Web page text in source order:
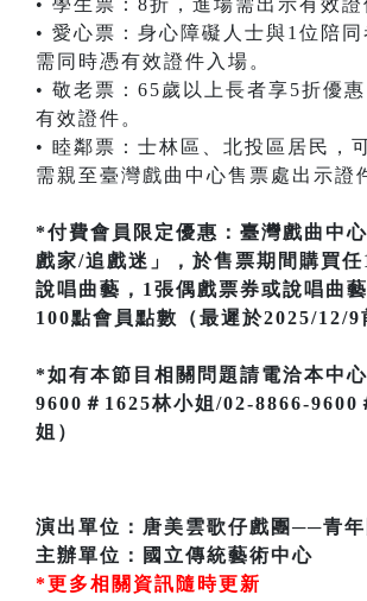
• 學生票：8折，進場需出示有效證
• 愛心票：身心障礙人士與1位陪同
需同時憑有效證件入場。
• 敬老票：65歲以上長者享5折優
有效證件。
• 睦鄰票：士林區、北投區居民，
需親至臺灣戲曲中心售票處出示證
*付費會員限定優惠：臺灣戲曲中
戲家/追戲迷」，於售票期間購買
說唱曲藝，1張偶戲票券或說唱曲
100點會員點數（最遲於2025/12/9
*如有本節目相關問題請電洽本中
9600＃1625林小姐/02-8866-9600
姐）
演出單位：唐美雲歌仔戲團──青年
主辦單位：國立傳統藝術中心
*更多相關資訊隨時更新